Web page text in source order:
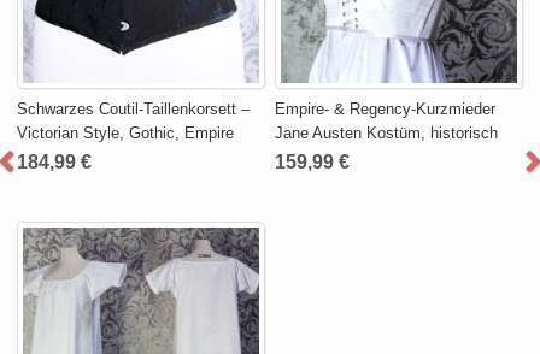
Schwarzes Coutil-Taillenkorsett –
Victorian Style, Gothic, Empire
184,99 €
Empire- & Regency-Kurzmieder
Jane Austen Kostüm, historisch
159,99 €